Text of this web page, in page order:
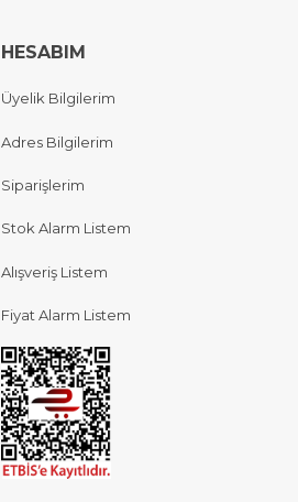
HESABIM
Üyelik Bilgilerim
Adres Bilgilerim
Siparişlerim
Stok Alarm Listem
Alışveriş Listem
Fiyat Alarm Listem